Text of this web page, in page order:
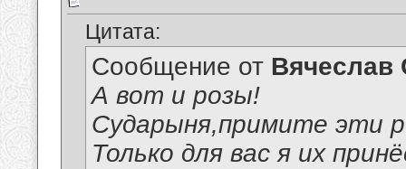
Цитата:
Сообщение от Вячеслав
А вот и розы!
Сударыня,примите эти
Только для вас я их